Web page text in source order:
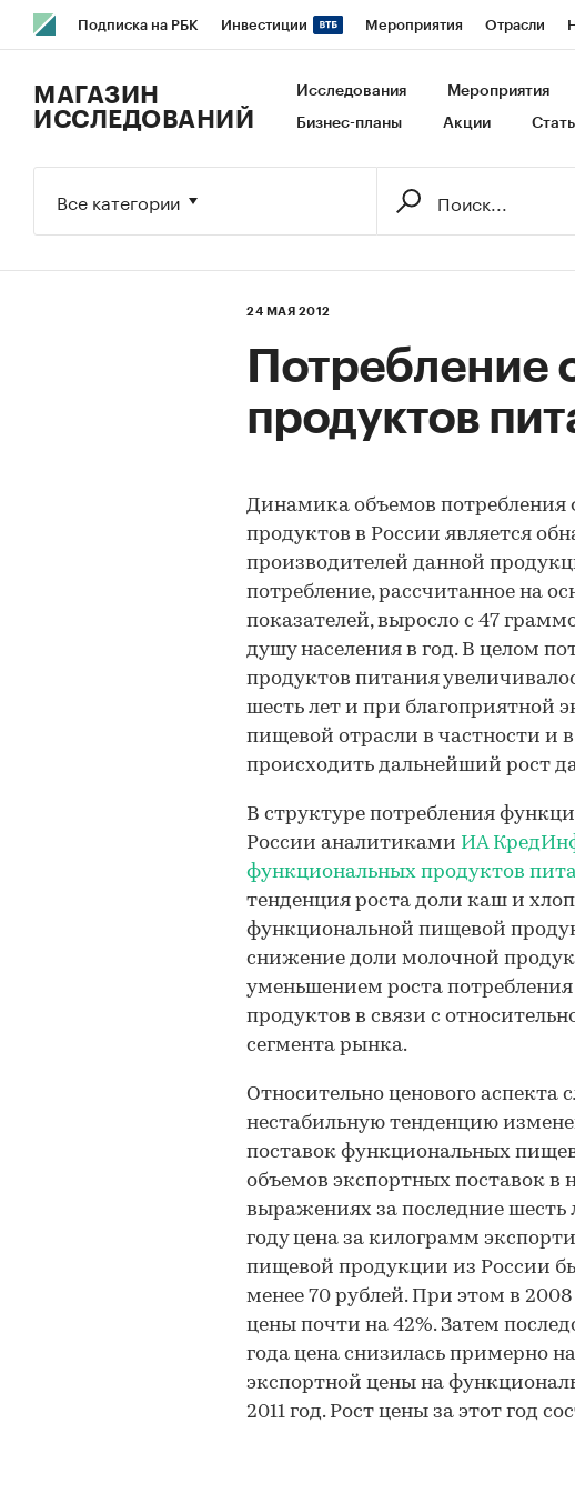
Подписка на РБК Инвестиции Мероприятия Отрасли
Исследования Кредитные рейтинги Франшизы Газета
МАГАЗИН
ИССЛЕДОВАНИЙ
Исследования Мероприятия
Бизнес-планы Акции
Все категории
24 МАЯ 2012
Потребление
продуктов
Динамика объемов
продуктов в России является
производителей данной
потребление, рассчитанное на
показателей, выросло с 47
душу населения в год. В целом
продуктов питания
шесть лет и при благоприятной
пищевой отрасли в частности и
происходить дальнейший рост
В структуре потребления
России аналитиками ИА
функциональных продуктов
тенденция роста доли каш и
функциональной пищевой
снижение доли молочной
уменьшением роста
продуктов в связи с
сегмента рынка.
Относительно ценового аспекта
нестабильную тенденцию
поставок функциональных
объемов экспортных поставок в
выражениях за последние шесть
году цена за килограмм
пищевой продукции из России
менее 70 рублей. При этом в
цены почти на 42%. Затем
года цена снизилась примерно
экспортной цены на
2011 год. Рост цены за этот год